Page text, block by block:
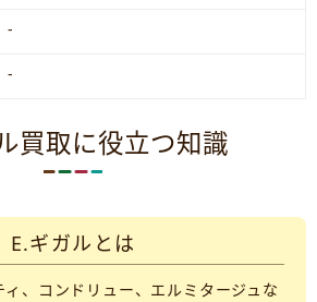
-
-
買取に役立つ知識
E.ギガルとは
、コンドリュー、エルミタージュな